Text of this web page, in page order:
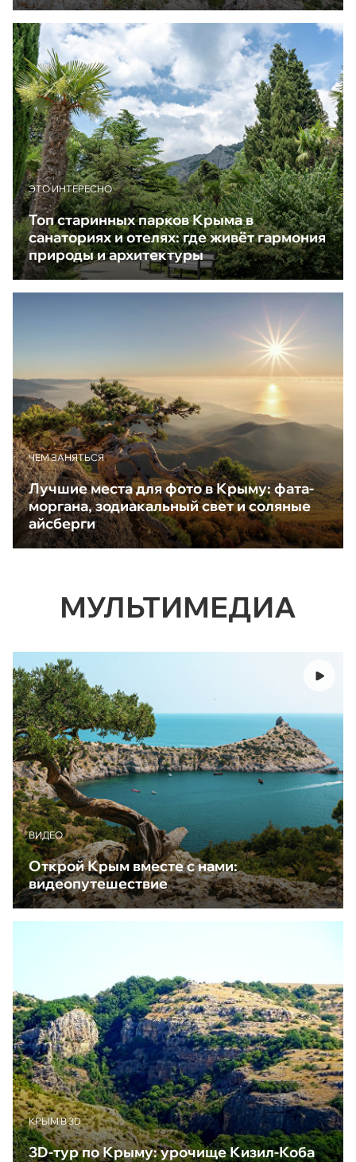
ЭТО ИНТЕРЕСНО
Топ старинных парков Крыма в
санаториях и отелях: где живёт гармония
природы и архитектуры
ЧЕМ ЗАНЯТЬСЯ
Лучшие места для фото в Крыму: фата-
моргана, зодиакальный свет и соляные
айсберги
МУЛЬТИМЕДИА
ВИДЕО
Открой Крым вместе с нами:
видеопутешествие
КРЫМ В 3D
3D-тур по Крыму: урочище Кизил-Коба